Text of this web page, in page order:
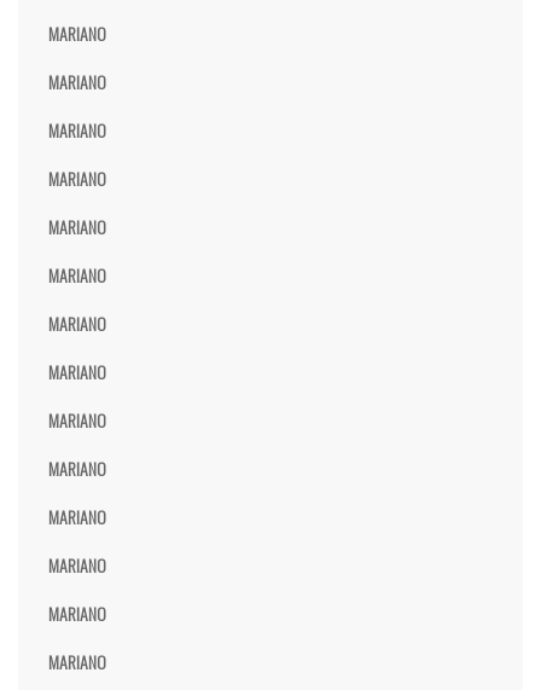
MARIANO
MARIANO
MARIANO
MARIANO
MARIANO
MARIANO
MARIANO
MARIANO
MARIANO
MARIANO
MARIANO
MARIANO
MARIANO
MARIANO